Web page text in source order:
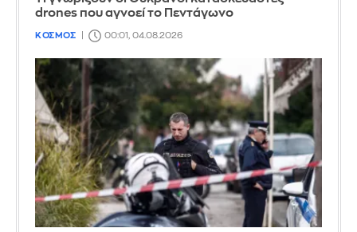
drones που αγνοεί το Πεντάγωνο
ΚΟΣΜΟΣ 00:01, 04.08.2026